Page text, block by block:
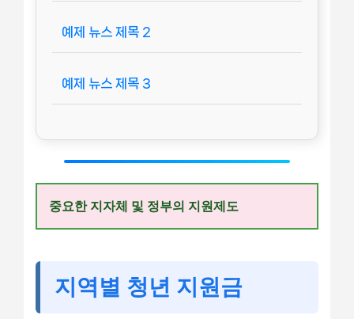
예제 뉴스 제목 2
예제 뉴스 제목 3
중요한 지자체 및 정부의 지원제도
지역별 청년 지원금